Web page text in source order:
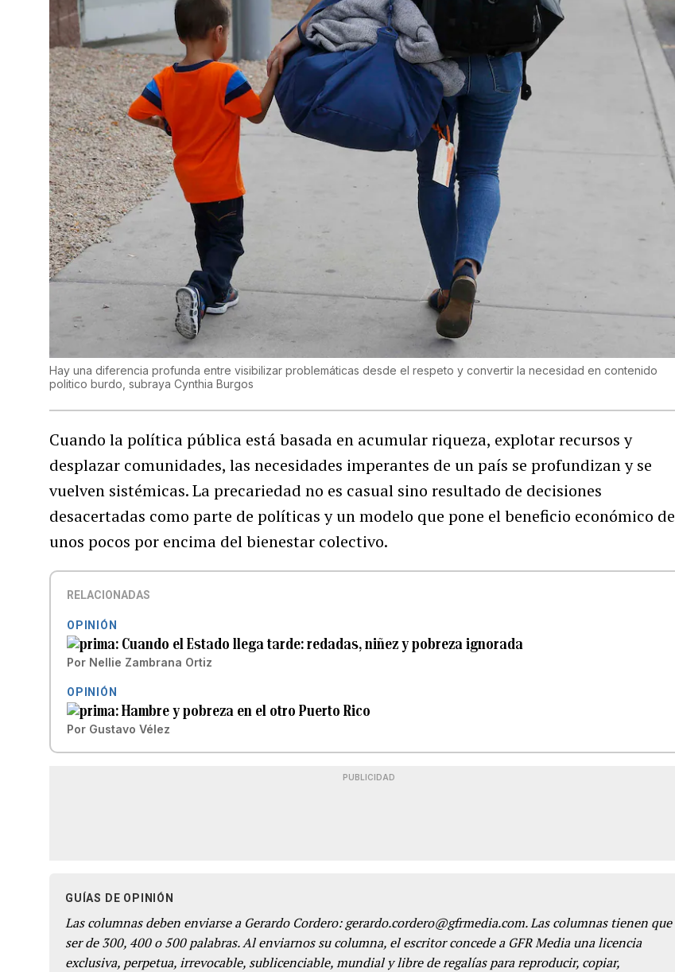
Hay una diferencia profunda entre visibilizar problemáticas desde el respeto y convertir la necesidad en contenido
politico burdo, subraya Cynthia Burgos
Cuando la política pública está basada en acumular riqueza, explotar recursos y
desplazar comunidades, las necesidades imperantes de un país se profundizan y se
vuelven sistémicas. La precariedad no es casual sino resultado de decisiones
desacertadas como parte de políticas y un modelo que pone el beneficio económico de
unos pocos por encima del bienestar colectivo.
RELACIONADAS
OPINIÓN
Cuando el Estado llega tarde: redadas, niñez y pobreza ignorada
Por Nellie Zambrana Ortiz
OPINIÓN
Hambre y pobreza en el otro Puerto Rico
Por Gustavo Vélez
PUBLICIDAD
GUÍAS DE OPINIÓN
Las columnas deben enviarse a Gerardo Cordero: gerardo.cordero@gfrmedia.com. Las columnas tienen que
ser de 300, 400 o 500 palabras. Al enviarnos su columna, el escritor concede a GFR Media una licencia
exclusiva, perpetua, irrevocable, sublicenciable, mundial y libre de regalías para reproducir, copiar,